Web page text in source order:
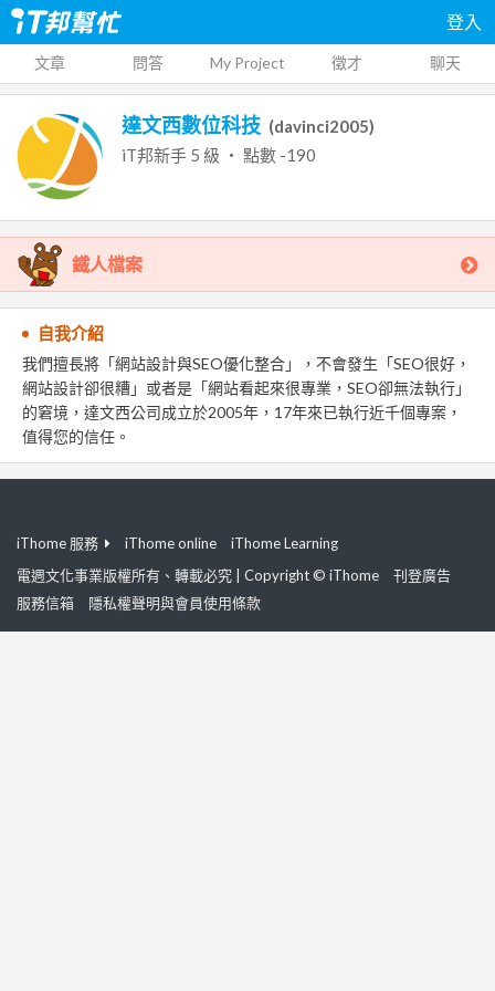
登入
文章 問答 My Project 徵才 聊天
達文西數位科技 (davinci2005)
iT邦新手 5 級 ‧ 點數 -190
鐵人檔案
自我介紹
我們擅長將「網站設計與SEO優化整合」，不會發生「SEO很好，
網站設計卻很糟」或者是「網站看起來很專業，SEO卻無法執行」
的窘境，達文西公司成立於2005年，17年來已執行近千個專案，
值得您的信任。
iThome 服務 iThome online
iThome Learning
電週文化事業版權所有、轉載必究 | Copyright © iThome
刊登廣告
服務信箱
隱私權聲明與會員使用條款